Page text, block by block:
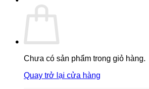
Chưa có sản phẩm trong giỏ hàng.
Quay trở lại cửa hàng